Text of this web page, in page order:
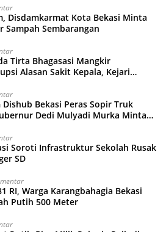
Disdamkarmat Kota Bekasi Minta
Sampah Sembarangan
Tirta Bhagasasi Mangkir
Alasan Sakit Kepala, Kejari
Bekasi Peras Sopir Truk
Dedi Mulyadi Murka Minta
Soroti Infrastruktur Sekolah Rusak
SD
RI, Warga Karangbahagia Bekasi
Putih 500 Meter